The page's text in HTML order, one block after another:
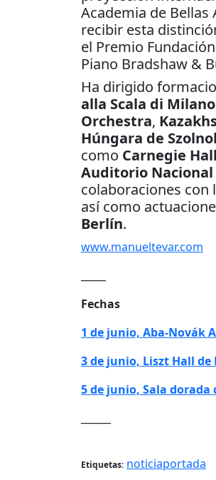
Academia de
recibir esta
el Premio
Piano Bradshaw &
Ha dirigido
alla Scala di Milano
Orchestra,
Húngara de
como Carnegie
Auditorio
colaboraciones con
así como
Berlín.
www.manueltevar.com
Fechas
1 de junio, Aba-Novák
3 de junio, Liszt Hall de
5 de junio, Sala dorada
Etiquetas: noticiaportada